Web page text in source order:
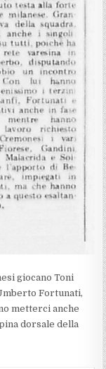
giocano Toni
Fortunati,
metterci anche
dorsale della